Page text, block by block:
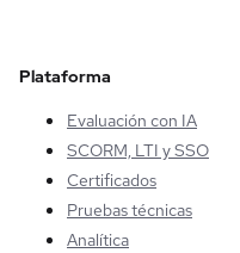
Plataforma
Evaluación con IA
SCORM, LTI y SSO
Certificados
Pruebas técnicas
Analítica